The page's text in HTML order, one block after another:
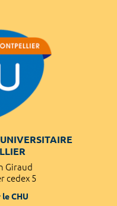
Giraud
cedex 5
CHU